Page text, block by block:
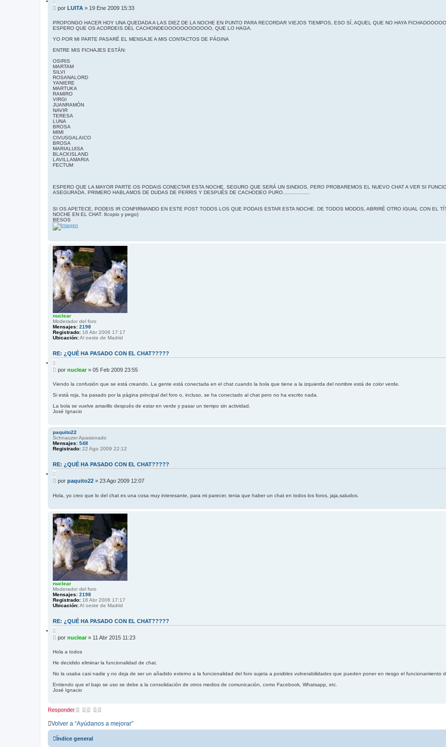
i
t
r
M
n
s
e
por LUITA » 19 Ene 2009 15:33
PROPONGO HACER HOY UNA QUEDADA A LAS DIEZ DE LA NOCHE EN PUNTO PARA RECORDAR VIEJOS TIEMPOS, ESO SÍ, AQUEL QUE NO HAYA
ESPERO QUE OS ACORDEIS DEL CACHONDEOOOOOOOOOOOO, QUE LO HAGA.
YO POR MI PARTE PASARÉ EL MENSAJE A MIS CONTACTOS DE PÁGINA
ENTRE MIS FICHAJES ESTÁN:
OSIRIS
MARTAM
SILVI
ROSANALORD
YANIERE
MARTUKA
RAMIRO
VIRGI
JUANRAMÓN
NAVIR
TERESA
LUNA
BROSA
MIMI
CIVUSGALAICO
BROSA
MARIALUISA
BLACKISLAND
LAVILLAMARIA
FECTUM
ESPERO QUE LA MAYOR PARTE OS PODAIS CONECTAR ESTA NOCHE. SEGURO QUE SERÁ UN SINDIOS, PERO PROBAREMOS EL NUEVO CHAT A VER SI
ASEGURADA, PRIMERO HABLAMOS DE DUDAS DE PERRIS Y DESPUÉS DE CACHODEO PURO..................
SI OS APETECE, PODEIS IR CONFIRMANDO EN ESTE POST TODOS LOS QUE PODAIS ESTAR ESTA NOCHE. DE TODOS MODOS, ABRIRÉ OTRO IGUAL CON EL
NOCHE EN EL CHAT. 8copio y pego)
BESOS
nuclear
Moderador del foro
Mensajes: 2198
Registrado: 18 Abr 2006 17:17
Ubicación:Al oeste de Madrid
RE: ¿QUÉ HA PASADO CON EL CHAT?????
i
t
r
M
n
a
j
e
por nuclear» 05 Feb 2009 23:55
Viendo la confusión que se está creando. La gente está conectada en el chat cuando la bola que tiene a la izquierda del nombre está de color verde.
Si está roja, ha pasado por la página principal del foro o, incluso, se ha conectado al chat pero no ha escrito nada.
La bola se vuelve amarillo después de estar en verde y pasar un tiempo sin actividad.
José Ignacio
paquito22
Schnauzer Apasionado
Mensajes: 548
Registrado: 22 Ago 2009 22:12
RE: ¿QUÉ HA PASADO CON EL CHAT?????
i
t
r
M
n
a
j
e
por paquito22 » 23 Ago 2009 12:07
Hola, yo creo que lo del chat es una cosa muy interesante, para mi parecer, tenia que haber un chat en todos los foros, jaja,saludos.
nuclear
Moderador del foro
Mensajes: 2198
Registrado: 18 Abr 2006 17:17
Ubicación:Al oeste de Madrid
RE: ¿QUÉ HA PASADO CON EL CHAT?????
i
t
r
M
n
a
j
por nuclear» 11 Abr 2015 11:23
Hola a todos
He decidido eliminar la funcionalidad de chat.
No la usaba casi nadie y no deja de ser un añadido externo a la funcionalidad del foro sujeta a posibles vulnerabilidades que pueden poner en riesgo el funcionamiento
Entiendo que el bajo se uso se debe a la consolidación de otros medios de comunicación, como Facebook, Whatsapp, etc.
José Ignacio
Responder
Volver a “Ayúdanos a mejorar”
Índice general